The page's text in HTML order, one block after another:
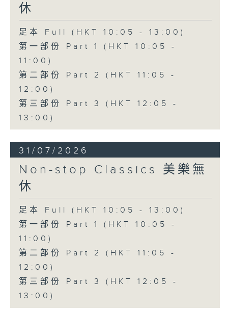
休
足本 Full (HKT 10:05 - 13:00)
第一部份 Part 1 (HKT 10:05 -
11:00)
第二部份 Part 2 (HKT 11:05 -
12:00)
第三部份 Part 3 (HKT 12:05 -
13:00)
31/07/2026
Non-stop Classics 美樂無
休
足本 Full (HKT 10:05 - 13:00)
第一部份 Part 1 (HKT 10:05 -
11:00)
第二部份 Part 2 (HKT 11:05 -
12:00)
第三部份 Part 3 (HKT 12:05 -
13:00)